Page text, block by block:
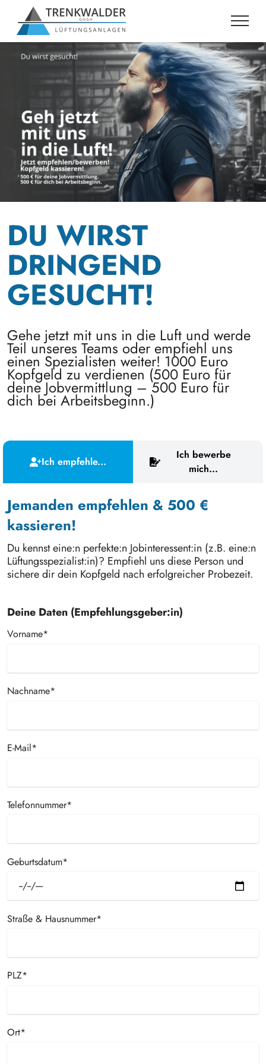
DU WIRST
DRINGEND
GESUCHT!
Gehe jetzt mit uns in die Luft und werde
Teil unseres Teams oder empfiehl uns
einen Spezialisten weiter! 1000 Euro
Kopfgeld zu verdienen (500 Euro für
deine Jobvermittlung – 500 Euro für
dich bei Arbeitsbeginn.)
Ich empfehle...
Ich bewerbe
mich...
Jemanden empfehlen & 500 €
kassieren!
Du kennst eine:n perfekte:n Jobinteressent:in (z.B. eine:n
Lüftungsspezialist:in)? Empfiehl uns diese Person und
sichere dir dein Kopfgeld nach erfolgreicher Probezeit.
Deine Daten (Empfehlungsgeber:in)
Vorname*
Nachname*
E-Mail*
Telefonnummer*
Geburtsdatum*
Straße & Hausnummer*
PLZ*
Ort*